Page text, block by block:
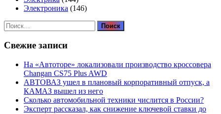
Электроника (146)
Найти:
Свежие записи
На «Автоторе» локализовали производство кроссовера
Changan CS75 Plus AWD
АВТОВАЗ ушел в плановый корпоративный отпуск, а
КАМАЗ вышел из него
Сколько автомобильной техники числится в России?
Эксперт рассказал, как снижение ключевой ставки до